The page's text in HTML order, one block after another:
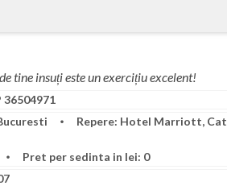
tine insuți este un exercițiu excelent!
36504971
Repere: Hotel Marriott,
Pret per sedinta in lei: 0